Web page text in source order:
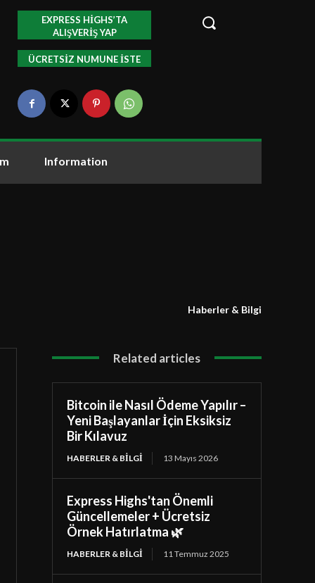
EXPRESS HIGHS’TA
ALIŞVERIŞ YAP
ÜCRETSIZ NUMUNE ISTE
Information
Haberler & Bilgi
Related articles
Bitcoin ile Nasıl Ödeme Yapılır –
Yeni Başlayanlar İçin Eksiksiz
Bir Kılavuz
HABERLER & BILGI 13 Mayıs 2026
Express Highs'tan Önemli
Güncellemeler + Ücretsiz
Örnek Hatırlatma 🌿
HABERLER & BILGI 11 Temmuz 2025